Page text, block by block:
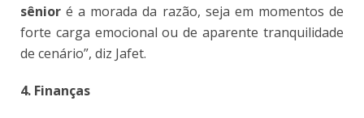
sênior é a morada da razão, seja em momentos de
forte carga emocional ou de aparente tranquilidade
de cenário”, diz Jafet.
4. Finanças